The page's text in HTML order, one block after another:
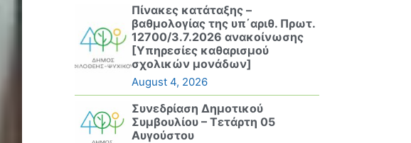
Πίνακες κατάταξης –
βαθμολογίας της υπ΄αριθ. Πρωτ.
12700/3.7.2026 ανακοίνωσης
[Υπηρεσίες καθαρισμού
σχολικών μονάδων]
August 4, 2026
Συνεδρίαση Δημοτικού
Συμβουλίου – Τετάρτη 05
Αυγούστου